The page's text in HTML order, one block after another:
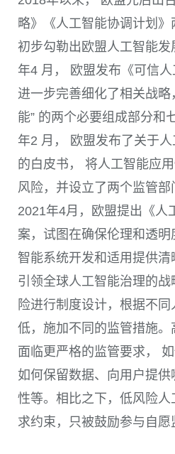
略》《人工智能协调计划》
初步勾勒出欧盟人工智能发
年4 月， 欧盟发布《可信人
进一步完善细化了相关战略
能” 的两个必要组成部分和
年2 月， 欧盟发布了关于
的白皮书， 将人工智能应
风险，并设立了两个监管部
2021年4月，欧盟提出《人
案，试图在确保伦理和透
智能系统开发和适用提供
引领全球人工智能治理的
险进行制度设计，根据不
低，施加不同的监管措施
面临更严格的监管要求，
如何保留数据、向用户提
性等。相比之下，低风险
求约束，只被鼓励参与自愿